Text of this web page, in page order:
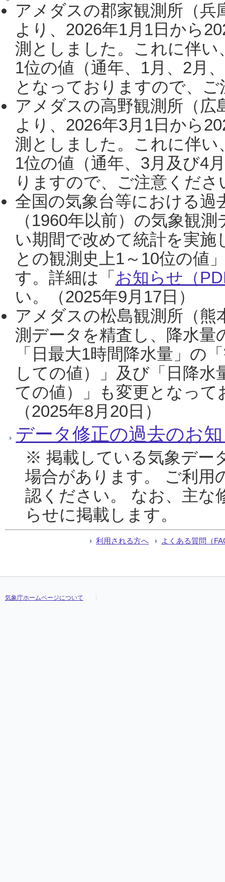
アメダスの郡家観測所（
より、2026年1月1日から
測としました。これに伴い
1位の値（通年、1月、2月
となっておりますので、
アメダスの高野観測所（
より、2026年3月1日から
測としました。これに伴い
1位の値（通年、3月及び4
りますので、ご注意くだ
全国の気象台等における過
（1960年以前）の気象観
い期間で改めて統計を実
との観測史上1～10位の値
す。詳細は「 お知らせ（
い。（2025年9月17日）
アメダスの松島観測所（熊
測データを精査し、降水
「日最大1時間降水量」の
しての値）」及び「日降
ての値）」も変更となっ
（2025年8月20日）
データ修正の過去のお
※ 掲載している気象デー
場合があります。 ご利用
認ください。 なお、主な
らせに掲載します。
利用される方へ よくある質問（
気象庁ホームページについて